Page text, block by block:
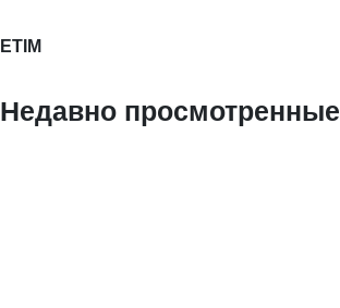
ETIM
Недавно просмотренные